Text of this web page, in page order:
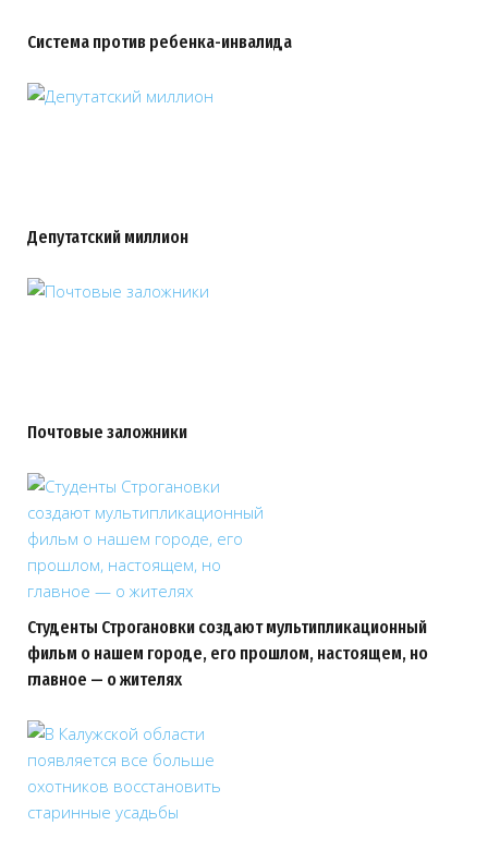
Система против ребенка-инвалида
Депутатский миллион
Почтовые заложники
Студенты Строгановки создают мультипликационный
фильм о нашем городе, его прошлом, настоящем, но
главное — о жителях